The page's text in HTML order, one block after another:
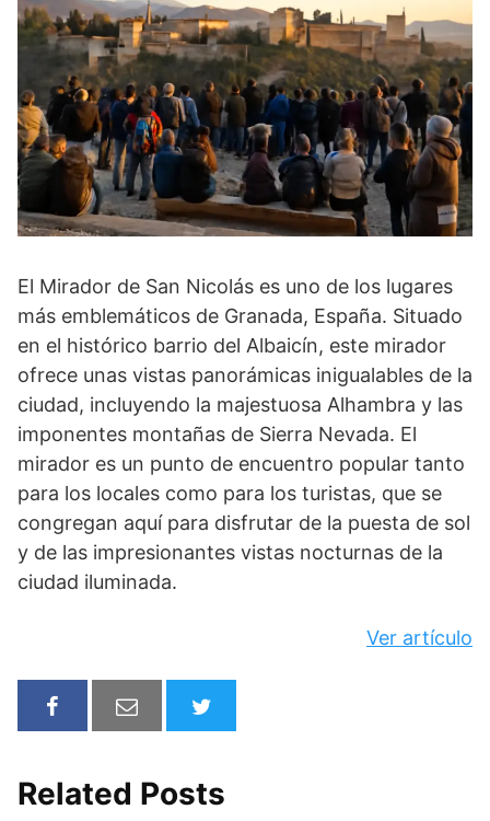
El Mirador de San Nicolás es uno de los lugares
más emblemáticos de Granada, España. Situado
en el histórico barrio del Albaicín, este mirador
ofrece unas vistas panorámicas inigualables de la
ciudad, incluyendo la majestuosa Alhambra y las
imponentes montañas de Sierra Nevada. El
mirador es un punto de encuentro popular tanto
para los locales como para los turistas, que se
congregan aquí para disfrutar de la puesta de sol
y de las impresionantes vistas nocturnas de la
ciudad iluminada.
Ver artículo
Related Posts